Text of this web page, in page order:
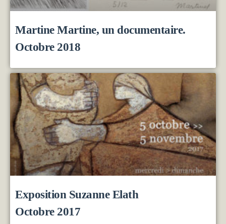
Martine Martine, un documentaire.
Octobre 2018
Exposition Suzanne Elath
Octobre 2017